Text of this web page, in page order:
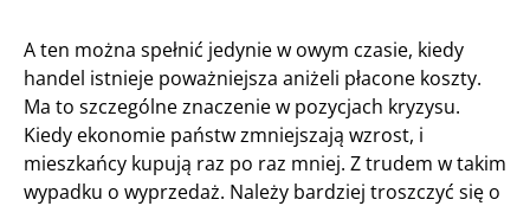
A ten można spełnić jedynie w owym czasie, kiedy
handel istnieje poważniejsza aniżeli płacone koszty.
Ma to szczególne znaczenie w pozycjach kryzysu.
Kiedy ekonomie państw zmniejszają wzrost, i
mieszkańcy kupują raz po raz mniej. Z trudem w takim
wypadku o wyprzedaż. Należy bardziej troszczyć się o